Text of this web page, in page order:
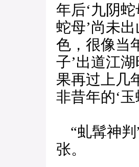
年后‘九阴
蛇母’尚未
色，很像当
子’出道江
果再过上几
非昔年的‘
“虬髯神判
张。